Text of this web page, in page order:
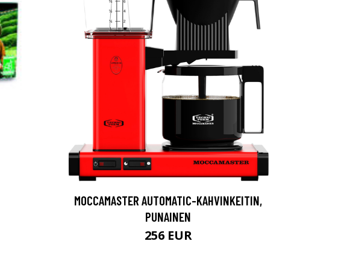
MOCCAMASTER AUTOMATIC-KAHVINKEITIN,
PUNAINEN
256 EUR